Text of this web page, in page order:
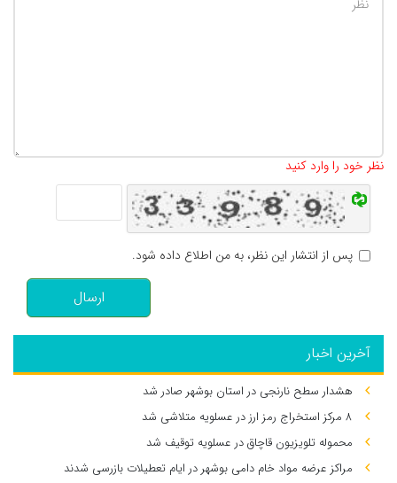
نظر خود را وارد کنید
پس از انتشار این نظر، به من اطلاع داده شود.
ارسال
آخرین اخبار
هشدار سطح نارنجی در استان بوشهر صادر شد
۸ مرکز استخراج رمز ارز در عسلویه متلاشی شد
محموله تلویزیون قاچاق در عسلویه توقیف شد
مراکز عرضه مواد خام دامی بوشهر در ایام تعطیلات بازرسی شدند